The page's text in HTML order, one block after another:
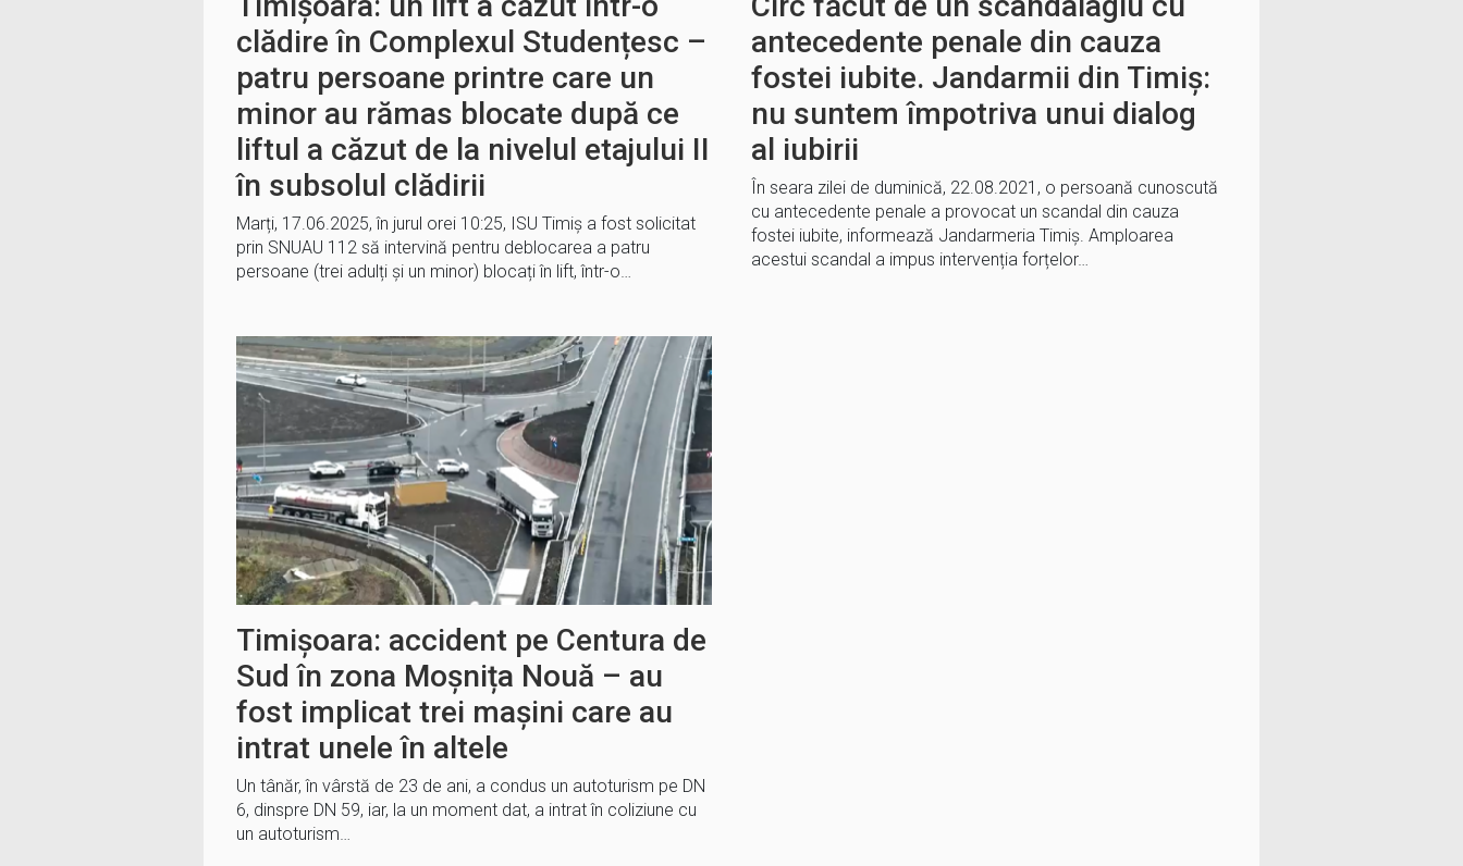
clădire în Complexul Studențesc –
patru persoane printre care un
minor au rămas blocate după ce
liftul a căzut de la nivelul etajului II
în subsolul clădirii
Marți, 17.06.2025, în jurul orei 10:25, ISU Timiș a fost solicitat
prin SNUAU 112 să intervină pentru deblocarea a patru
persoane (trei adulți și un minor) blocați în lift, într-o…
antecedente penale din cauza
fostei iubite. Jandarmii din Timiș:
nu suntem împotriva unui dialog
al iubirii
În seara zilei de duminică, 22.08.2021, o persoană cunoscută
cu antecedente penale a provocat un scandal din cauza
fostei iubite, informează Jandarmeria Timiș. Amploarea
acestui scandal a impus intervenția forțelor…
Timișoara: accident pe Centura de
Sud în zona Moșnița Nouă – au
fost implicat trei mașini care au
intrat unele în altele
Un tânăr, în vârstă de 23 de ani, a condus un autoturism pe DN
6, dinspre DN 59, iar, la un moment dat, a intrat în coliziune cu
un autoturism…